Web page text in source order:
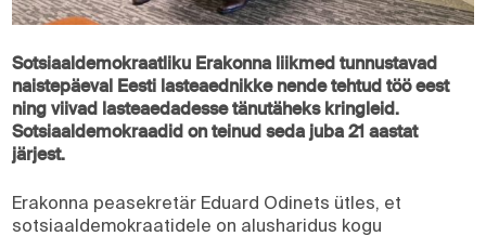
Sotsiaaldemokraatliku Erakonna liikmed tunnustavad
naistepäeval Eesti lasteaednikke nende tehtud töö eest
ning viivad lasteaedadesse tänutäheks kringleid.
Sotsiaaldemokraadid on teinud seda juba 21 aastat
järjest.
Erakonna peasekretär Eduard Odinets ütles, et
sotsiaaldemokraatidele on alusharidus kogu